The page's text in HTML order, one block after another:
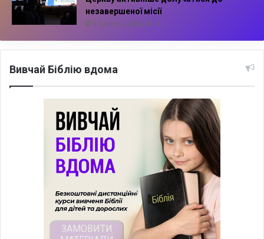
незавершеної місії
5 Серпня, 2026, 10:14
Вивчай Біблію вдома